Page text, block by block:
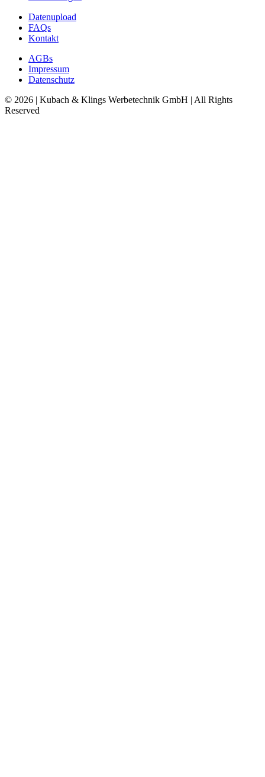
Datenupload
FAQs
Kontakt
AGBs
Impressum
Datenschutz
© 2026 | Kubach & Klings Werbetechnik GmbH | All Rights
Reserved